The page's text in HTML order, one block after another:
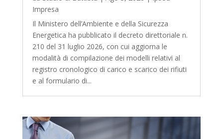
Impresa
Il Ministero dell’Ambiente e della Sicurezza
Energetica ha pubblicato il decreto direttoriale n.
210 del 31 luglio 2026, con cui aggiorna le
modalità di compilazione dei modelli relativi al
registro cronologico di carico e scarico dei rifiuti
e al formulario di...